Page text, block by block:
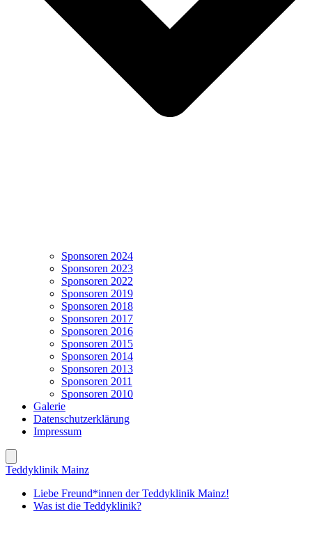
Sponsoren 2024
Sponsoren 2023
Sponsoren 2022
Sponsoren 2019
Sponsoren 2018
Sponsoren 2017
Sponsoren 2016
Sponsoren 2015
Sponsoren 2014
Sponsoren 2013
Sponsoren 2011
Sponsoren 2010
Galerie
Datenschutzerklärung
Impressum
Teddyklinik Mainz
Liebe Freund*innen der Teddyklinik Mainz!
Was ist die Teddyklinik?